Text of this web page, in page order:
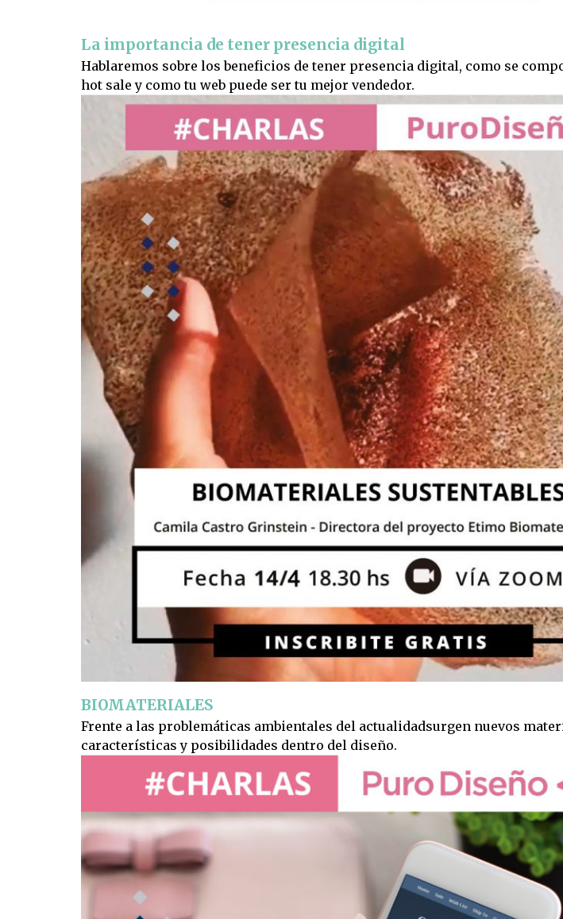
La importancia de tener presencia digital
Hablaremos sobre los beneficios de tener presencia digital, como se
hot sale y como tu web puede ser tu mejor vendedor.
BIOMATERIALES
Frente a las problemáticas ambientales del actualidadsurgen nuevos
características y posibilidades dentro del diseño.